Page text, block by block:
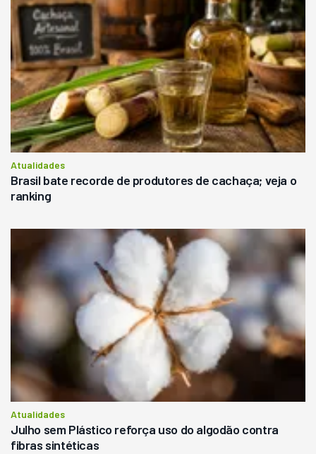
Atualidades
Brasil bate recorde de produtores de cachaça; veja o
ranking
Atualidades
Julho sem Plástico reforça uso do algodão contra
fibras sintéticas